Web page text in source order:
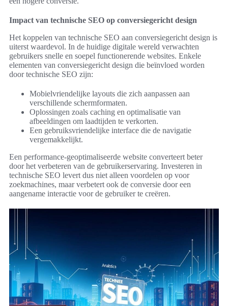
Impact van technische SEO op conversiegericht design
Het koppelen van technische SEO aan conversiegericht design is
uiterst waardevol. In de huidige digitale wereld verwachten
gebruikers snelle en soepel functionerende websites. Enkele
elementen van conversiegericht design die beïnvloed worden
door technische SEO zijn:
Mobielvriendelijke layouts die zich aanpassen aan
verschillende schermformaten.
Oplossingen zoals caching en optimalisatie van
afbeeldingen om laadtijden te verkorten.
Een gebruiksvriendelijke interface die de navigatie
vergemakkelijkt.
Een performance-geoptimaliseerde website converteert beter
door het verbeteren van de gebruikerservaring. Investeren in
technische SEO levert dus niet alleen voordelen op voor
zoekmachines, maar verbetert ook de conversie door een
aangename interactie voor de gebruiker te creëren.